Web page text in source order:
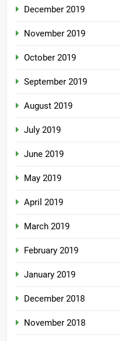
December 2019
November 2019
October 2019
September 2019
August 2019
July 2019
June 2019
May 2019
April 2019
March 2019
February 2019
January 2019
December 2018
November 2018